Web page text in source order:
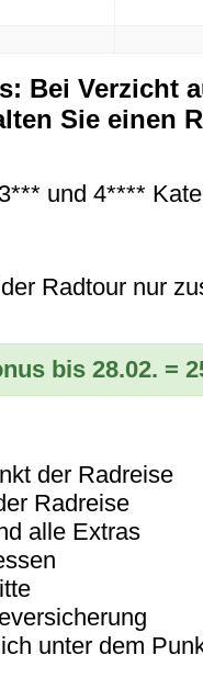
Bei Verzicht
Sie einen
und 4****
Radtour nur
bis 28.02. =
der Radreise
Radreise
alle Extras
unter dem